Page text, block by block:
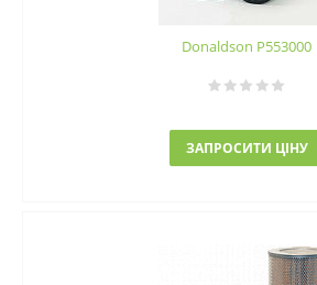
Donaldson P553000
ЗАПРОСИТИ ЦІНУ